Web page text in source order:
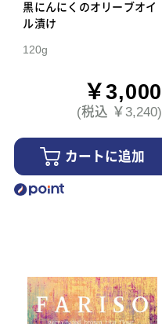
黒にんにくのオリーブオイ
ル漬け
120g
￥3,000
(税込 ￥3,240)
カートに追加